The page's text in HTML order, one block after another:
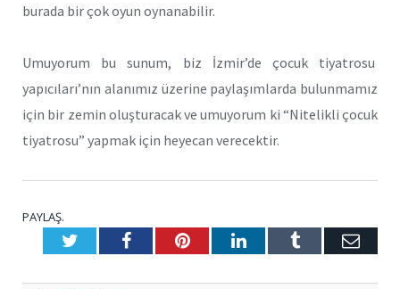
burada bir çok oyun oynanabilir.
Umuyorum bu sunum, biz İzmir’de çocuk tiyatrosu
yapıcıları’nın alanımız üzerine paylaşımlarda bulunmamız
için bir zemin oluşturacak ve umuyorum ki “Nitelikli çocuk
tiyatrosu” yapmak için heyecan verecektir.
PAYLAŞ.
TwitterFacebookPinterestLinkedInTumblr E-